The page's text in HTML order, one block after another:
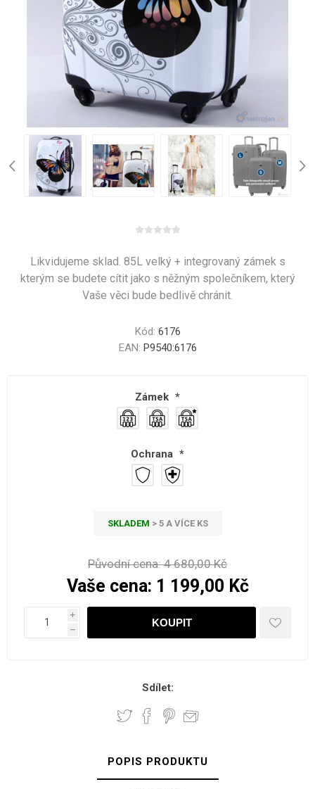
Likvidujeme sklad. 85L velký + integrovaný zámek s
kterým se budete cítit jako s něžným společníkem, který
Vaše věci bude bedlivě chránit.
Kód: 6176
EAN: P9540:6176
Zámek *
Ochrana *
SKLADEM > 5 A VÍCE KS
Původní cena: 4 680,00 Kč
Vaše cena: 1 199,00 Kč
i
h
Sdílet:
POPIS PRODUKTU